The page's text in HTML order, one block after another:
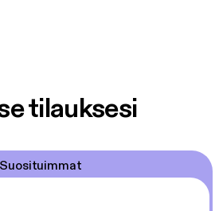
tilauksesi
Suosituimmat